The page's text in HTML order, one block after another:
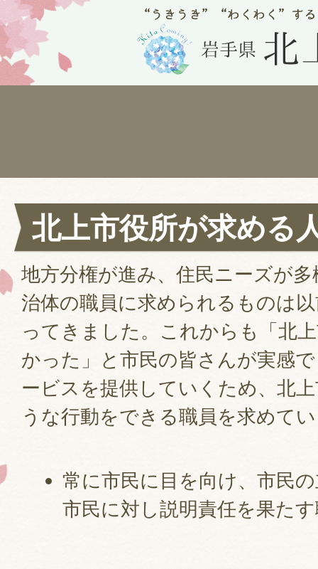
北上市役所が求める
地方分権が進み、住民ニーズが
治体の職員に求められるものは
ってきました。これからも「北
かった」と市民の皆さんが実感
ービスを提供していくため、北
うな行動をできる職員を求めて
常に市民に目を向け、市民
市民に対し説明責任を果た